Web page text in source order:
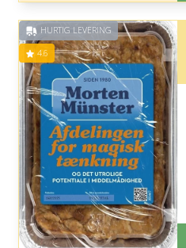
HURTIG LEVERING
4.6